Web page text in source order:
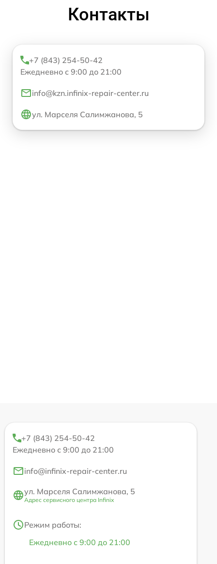
Контакты
+7 (843) 254-50-42
Ежедневно с 9:00 до 21:00
info@kzn.infinix-repair-center.ru
ул. Марселя Салимжанова, 5
+7 (843) 254-50-42
Ежедневно с 9:00 до 21:00
info@infinix-repair-center.ru
ул. Марселя Салимжанова, 5
Адрес сервисного центра Infinix
Режим работы:
Ежедневно с 9:00 до 21:00